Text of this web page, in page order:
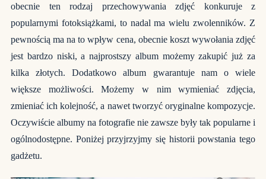
obecnie ten rodzaj przechowywania zdjęć konkuruje z
popularnymi fotoksiążkami, to nadal ma wielu zwolenników. Z
pewnością ma na to wpływ cena, obecnie koszt wywołania zdjęć
jest bardzo niski, a najprostszy album możemy zakupić już za
kilka złotych. Dodatkowo album gwarantuje nam o wiele
większe możliwości. Możemy w nim wymieniać zdjęcia,
zmieniać ich kolejność, a nawet tworzyć oryginalne kompozycje.
Oczywiście albumy na fotografie nie zawsze były tak popularne i
ogólnodostępne. Poniżej przyjrzyjmy się historii powstania tego
gadżetu.